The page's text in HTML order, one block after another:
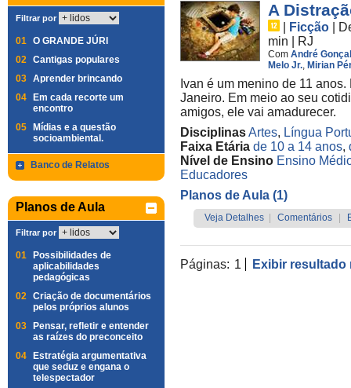
Filtrar por
01 O GRANDE JÚRI
02 Cantigas populares
03 Aprender brincando
04
Em cada recorte um
encontro
05
Mídias e a questão
socioambiental.
Banco de Relatos
Planos de Aula
Filtrar por
01
Possibilidades de
aplicabilidades
pedagógicas
02 Criação de documentários
pelos próprios alunos
03
Pensar, refletir e entender
as raízes do preconceito
04
Estratégia argumentativa
que seduz e engana o
telespectador
A
Ficção
min
RJ
Com André
Melo Jr., Mirian
Ivan é um menino de 11
Janeiro. Em meio ao seu
amigos, ele vai amadurecer.
DisciplinasArtes, Língua
Faixa Etária de 10 a 14 anos,
Nível de Ensino Ensino
Educadores
Planos de Aula (1)
Veja Detalhes Comentários
Páginas: 1 Exibir resultado